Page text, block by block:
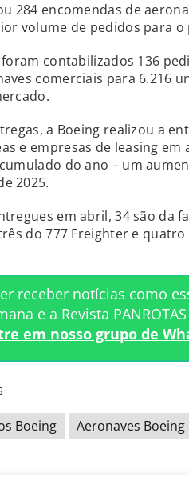
284 encomendas de
volume de pedidos para o
contabilizados 136
comerciais para 6.216
a Boeing realizou a
e empresas de leasing
do ano – um
2025.
em abril, 34 são da
do 777 Freighter e quatro
receber notícias como
e a Revista
em nosso grupo de
Boeing Aeronaves Boeing